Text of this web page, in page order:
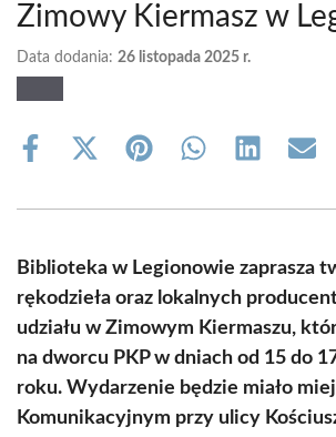
Zimowy Kiermasz w
Data dodania: 26 listopada 2025 r.
Share
Share
(Twitter)
Share Share Share Share
Biblioteka w Legionowie zaprasza
rękodzieła oraz lokalnych
udziału w Zimowym Kiermaszu,
na dworcu PKP w dniach od 15 do
roku. Wydarzenie będzie miało
Komunikacyjnym przy ulicy